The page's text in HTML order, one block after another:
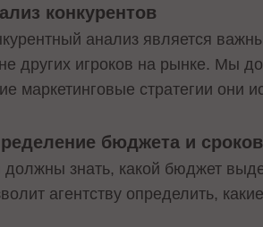
конкурентов
анализ является
других игроков на рынке. Мы
маркетинговые стратегии они
бюджета и сроков
знать, какой бюджет
агентству определить,